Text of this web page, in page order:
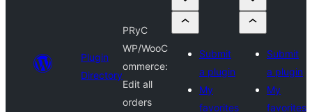
Plugin
Directory
PRyC
WP/WooC
ommerce:
Edit all
orders
Submit
a plugin
My
favorites
Submit
a plugin
My
favorites